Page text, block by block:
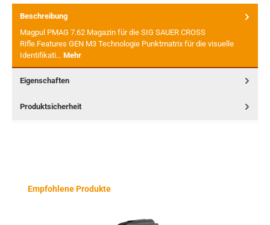
Beschreibung
Magpul PMAG 7.62 Magazin für die SIG SAUER CROSS
Rifle.Features GEN M3 Technologie Punktmatrix für die visuelle
Identifikati… Mehr
Eigenschaften
Produktsicherheit
Produktgalerie überspringen
Empfohlene Produkte